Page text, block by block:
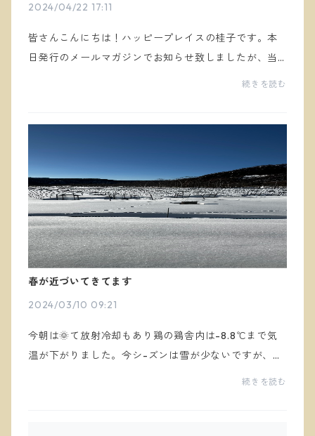
2024/04/22 17:11
皆さんこんにちは！ハッピープレイスの桂子です。本
日発行のメールマガジンでお知らせ致しましたが、当
サイトのURLが変更となりました。こちらのブログに辿
続きを読む
春が近づいてきてます
2024/03/10 09:21
今朝は🌞て放射冷却もあり鶏の鶏舎内は-8.8℃まで気
温が下がりました。今シ-ズンは雪が少ないですが、多
い年はハウスが雪で埋まります。早出し用のトマトの
続きを読む